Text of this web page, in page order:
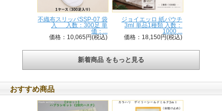
不織布スリッパSSP-07 袋
入 入数：300足 単
価：...
価格：10,065円(税込)
ジョイエッロ 紙パウチ
3ml 単品1種類 入数：
1000 ...
価格：18,150円(税込)
新着商品 をもっと見る
おすすめ商品